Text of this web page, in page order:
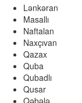
Lənkəran
Masallı
Naftalan
Naxçıvan
Qazax
Quba
Qubadlı
Qusar
Qəbələ